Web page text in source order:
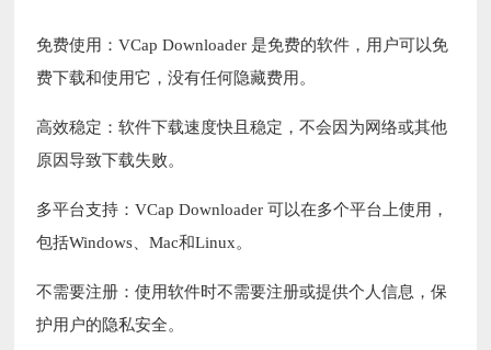
免费使用：VCap Downloader 是免费的软件，用户可以免
费下载和使用它，没有任何隐藏费用。
高效稳定：软件下载速度快且稳定，不会因为网络或其他
原因导致下载失败。
多平台支持：VCap Downloader 可以在多个平台上使用，
包括Windows、Mac和Linux。
不需要注册：使用软件时不需要注册或提供个人信息，保
护用户的隐私安全。